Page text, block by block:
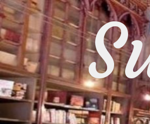
Skip
to
content